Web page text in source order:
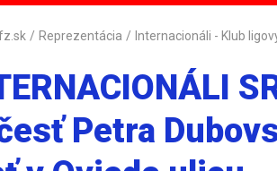
/ Reprezentácia / Internacionáli - Klub
Petra